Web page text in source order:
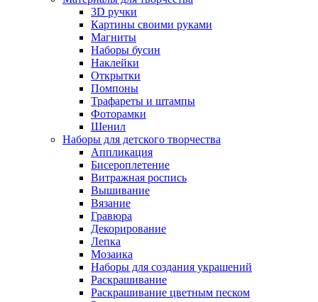
3D ручки
Картины своими руками
Магниты
Наборы бусин
Наклейки
Открытки
Помпоны
Трафареты и штампы
Фоторамки
Шенил
Наборы для детского творчества
Аппликация
Бисероплетение
Витражная роспись
Вышивание
Вязание
Гравюра
Декорирование
Лепка
Мозаика
Наборы для создания украшений
Раскрашивание
Раскрашивание цветным песком